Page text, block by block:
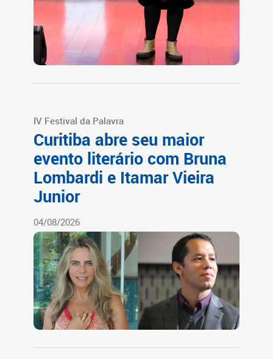
IV Festival da Palavra
Curitiba abre seu maior
evento literário com Bruna
Lombardi e Itamar Vieira
Junior
04/08/2026